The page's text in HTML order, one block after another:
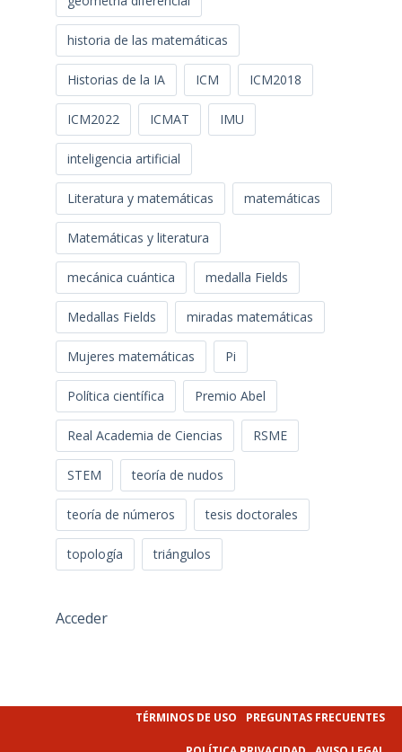
historia de las matemáticas
Historias de la IA ICM ICM2018
ICM2022 ICMAT IMU
inteligencia artificial
Literatura y matemáticas matemáticas
Matemáticas y literatura
mecánica cuántica medalla Fields
Medallas Fields miradas matemáticas
Mujeres matemáticas Pi
Política científica Premio Abel
Real Academia de Ciencias RSME
STEM teoría de nudos
teoría de números tesis doctorales
topología triángulos
Acceder
TÉRMINOS DE USO PREGUNTAS FRECUENTES